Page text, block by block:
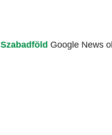
Szabadföld Google News